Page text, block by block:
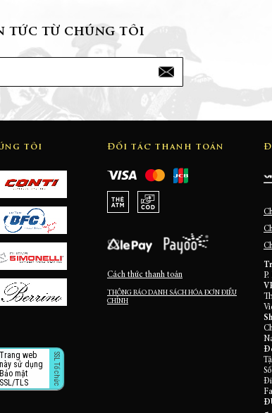
tức từ chúng tôi
tôi
Trang web
này sử dụng
Bảo mật
SSL/TLS
Đối tác thanh toán
Cách thức thanh toán
THÔNG BÁO DANH SÁCH HÓA ĐƠN ĐIỀU
CHỈNH